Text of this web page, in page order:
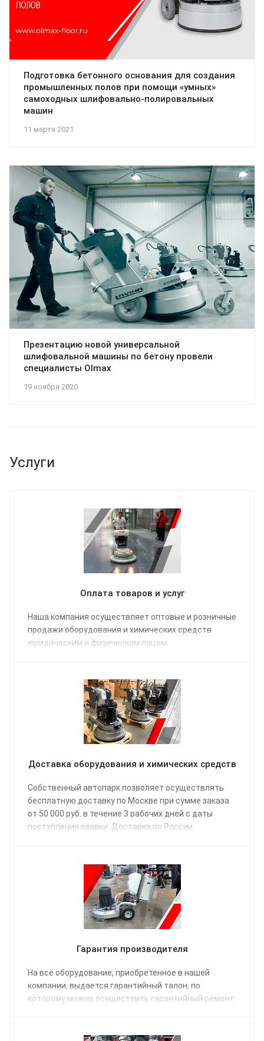
11 марта 2021
Подготовка бетонного основания для создания
промышленных полов при помощи «умных»
самоходных шлифовально-полировальных
машин
19 ноября 2020
Презентацию новой универсальной
шлифовальной машины по бетону провели
специалисты Olmax
Услуги
Оплата товаров и услуг
Наша компания осуществляет оптовые и розничные
продажи оборудования и химических средств
юридическим и физическим лицам.
Доставка оборудования и химических средств
Собственный автопарк позволяет осуществлять
бесплатную доставку по Москве при сумме заказа
от 50 000 руб. в течение 3 рабочих дней с даты
поступления заявки. Доставка по России
Гарантия производителя
На всё оборудование, приобретенное в нашей
компании, выдается гарантийный талон, по
которому можно осуществить гарантийный ремонт.